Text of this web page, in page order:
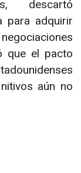
descartó
para adquirir
que el pacto
aún no